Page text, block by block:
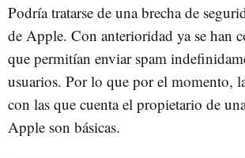
Podría tratarse de una brecha de
de Apple. Con anterioridad ya se han
que permitían enviar spam
usuarios. Por lo que por el momento,
con las que cuenta el propietario de
Apple son básicas.